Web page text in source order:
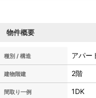
物件概要
種別 / 構造 アパー
建物階建 2階
間取り一例 1DK